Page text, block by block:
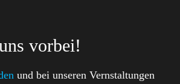
vorbei!
und bei unseren Vernstaltungen